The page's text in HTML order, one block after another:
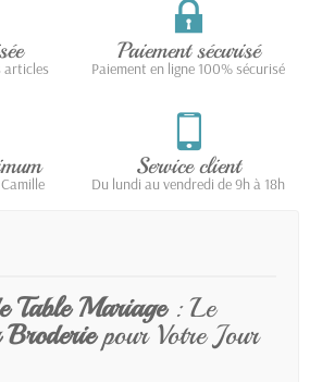
articles
Paiement sécurisé
Paiement en ligne 100% sécurisé
Service client
Du lundi au vendredi de 9h à 18h
Table Mariage: Le
pour Votre Jour